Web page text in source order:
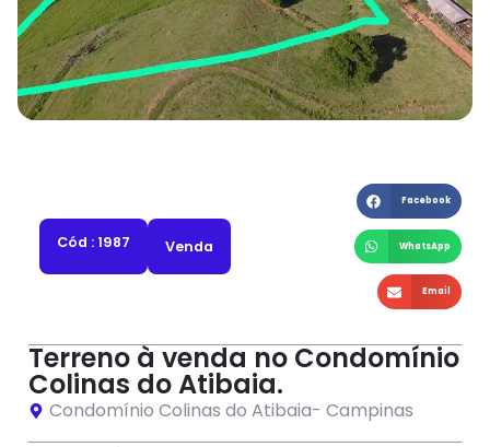
Cód : 1987 Venda
Facebook
WhatsApp
Email
Terreno à venda no Condomínio
Colinas do Atibaia.
Condomínio Colinas do Atibaia- Campinas